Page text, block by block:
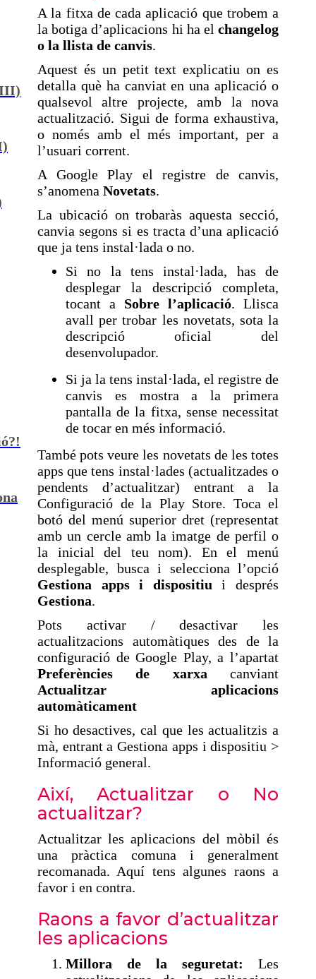
III)
A la fitxa de cada aplicació que trobem a
la botiga d’aplicacions hi ha el changelog
o la llista de canvis.
Aquest és un petit text explicatiu on es
detalla què ha canviat en una aplicació o
qualsevol altre projecte, amb la nova
actualització. Sigui de forma exhaustiva,
o només amb el més important, per a
l’usuari corrent.
A Google Play el registre de canvis,
s’anomena Novetats.
La ubicació on trobaràs aquesta secció,
canvia segons si es tracta d’una aplicació
que ja tens instal·lada o no.
Si no la tens instal·lada, has de
desplegar la descripció completa,
tocant a Sobre l’aplicació. Llisca
avall per trobar les novetats, sota la
descripció oficial del
desenvolupador.
Si ja la tens instal·lada, el registre de
canvis es mostra a la primera
pantalla de la fitxa, sense necessitat
de tocar en més informació.
També pots veure les novetats de les totes
apps que tens instal·lades (actualitzades o
pendents d’actualitzar) entrant a la
Configuració de la Play Store. Toca el
botó del menú superior dret (representat
amb un cercle amb la imatge de perfil o
la inicial del teu nom). En el menú
desplegable, busca i selecciona l’opció
Gestiona apps i dispositiu i després
Gestiona.
Pots activar / desactivar les
actualitzacions automàtiques des de la
configuració de Google Play, a l’apartat
Preferències de xarxa canviant
Actualitzar aplicacions
automàticament
Si ho desactives, cal que les actualitzis a
mà, entrant a Gestiona apps i dispositiu >
Informació general.
Així, Actualitzar o No
actualitzar?
Actualitzar les aplicacions del mòbil és
una pràctica comuna i generalment
recomanada. Aquí tens algunes raons a
favor i en contra.
Raons a favor d’actualitzar
les aplicacions
Millora de la seguretat: Les